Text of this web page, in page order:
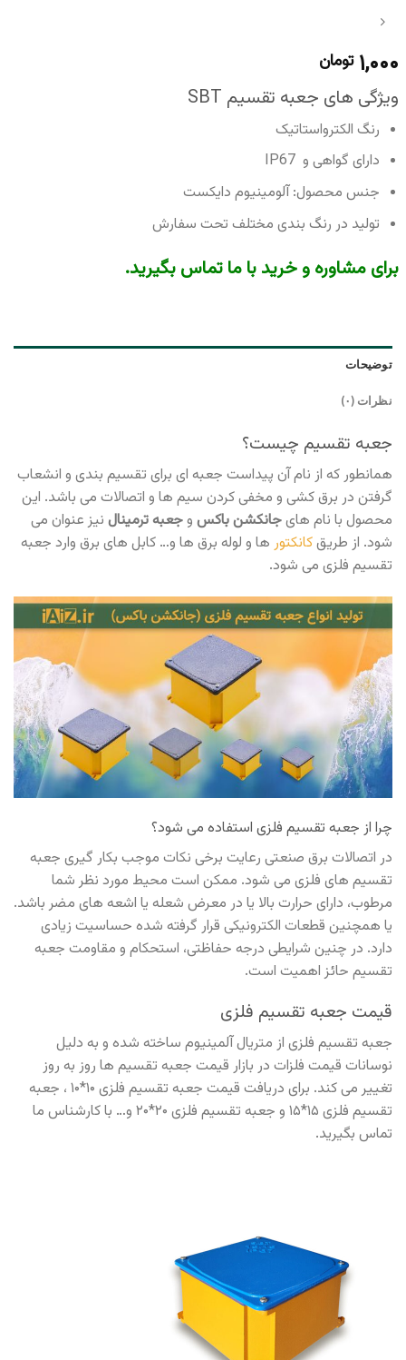
۱,۰۰۰ تومان
ویژگی های جعبه تقسیم SBT
رنگ الکترواستاتیک
دارای گواهی و IP67
جنس محصول: آلومینیوم دایکست
تولید در رنگ بندی مختلف تحت سفارش
برای مشاوره و خرید با ما تماس بگیرید.
توضیحات
نظرات (۰)
جعبه تقسیم چیست؟
همانطور که از نام آن پیداست جعبه ای برای تقسیم بندی و انشعاب
گرفتن در برق کشی و مخفی کردن سیم ها و اتصالات می باشد. این
محصول با نام هایجانکشن باکس وجعبه ترمینال نیز عنوان می
شود. از طریقکانکتور ها و لوله برق ها و… کابل های برق وارد جعبه
تقسیم فلزی می شود.
چرا از جعبه تقسیم فلزی استفاده می شود؟
در اتصالات برق صنعتی رعایت برخی نکات موجب بکار گیری جعبه
تقسیم های فلزی می شود. ممکن است محیط مورد نظر شما
مرطوب، دارای حرارت بالا یا در معرض شعله یا اشعه های مضر باشد.
یا همچنین قطعات الکترونیکی قرار گرفته شده حساسیت زیادی
دارد. در چنین شرایطی درجه حفاظتی، استحکام و مقاومت جعبه
تقسیم حائز اهمیت است.
قیمت جعبه تقسیم فلزی
جعبه تقسیم فلزی از متریال آلمینیوم ساخته شده و به دلیل
نوسانات قیمت فلزات در بازار قیمت جعبه تقسیم ها روز به روز
تغییر می کند. برای دریافت قیمت جعبه تقسیم فلزی ۱۰*۱۰ ، جعبه
تقسیم فلزی ۱۵*۱۵ و جعبه تقسیم فلزی ۲۰*۲۰ و… با کارشناس ما
تماس بگیرید.